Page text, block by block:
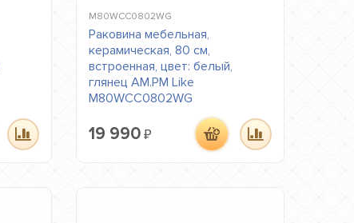
M80WCC0802WG
Раковина мебельная,
керамическая, 80 см,
встроенная, цвет: белый,
глянец AM.PM Like
M80WCC0802WG
19 990 ₽